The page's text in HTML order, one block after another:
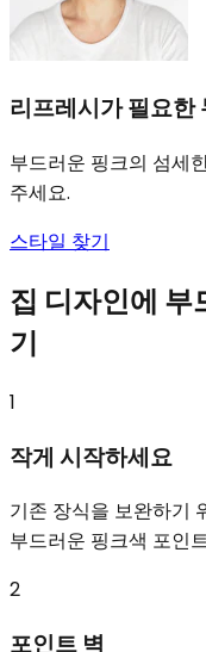
리프레시가 필요한
부드러운 핑크의 섬세
주세요.
스타일 찾기
집 디자인에 부
기
1
작게 시작하세요
기존 장식을 보완하기
부드러운 핑크색 포인
2
포인트 벽